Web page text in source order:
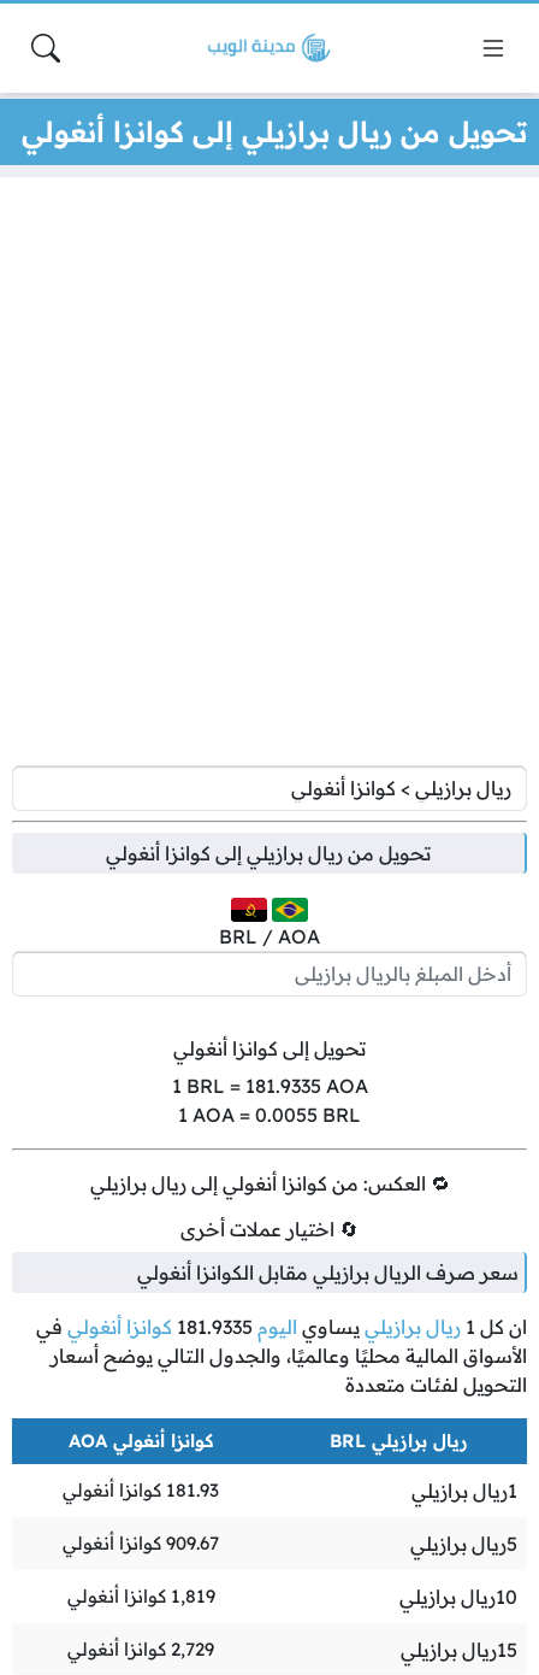
تحويل من ريال برازيلي إلى كوانزا أنغولي
تحويل من ريال برازيلي إلى كوانزا أنغولي
BRL / AOA
تحويل إلى كوانزا أنغولي
1 BRL = 181.9335 AOA
1 AOA = 0.0055 BRL
🔁 العكس: من كوانزا أنغولي إلى ريال برازيلي
🔄 اختيار عملات أخرى
سعر صرف الريال برازيلي مقابل الكوانزا أنغولي
ان كل 1 ريال برازيلي يساوي اليوم 181.9335 كوانزا أنغولي في
الأسواق المالية محليًا وعالميًا، والجدول التالي يوضح أسعار
التحويل لفئات متعددة
ريال برازيلي BRL كوانزا أنغولي AOA
1ريال برازيلي 181.93 كوانزا أنغولي
5ريال برازيلي 909.67 كوانزا أنغولي
10ريال برازيلي 1,819 كوانزا أنغولي
15ريال برازيلي 2,729 كوانزا أنغولي